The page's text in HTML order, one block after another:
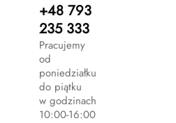
+48 793
235 333
Pracujemy
od
poniedziałku
do piątku
w godzinach
10:00-16:00